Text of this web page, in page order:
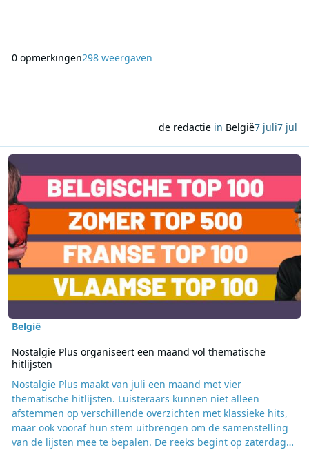
0 opmerkingen298 weergaven
de redactie in België7 juli7 jul
Lees meer over Nostalgie Plus organiseert een maand vol
België
Nostalgie Plus organiseert een maand vol thematische
hitlijsten
Nostalgie Plus maakt van juli een maand met vier
thematische hitlijsten. Luisteraars kunnen niet alleen
afstemmen op verschillende overzichten met klassieke hits,
maar ook vooraf hun stem uitbrengen om de samenstelling
van de lijsten mee te bepalen. De reeks begint op zaterdag